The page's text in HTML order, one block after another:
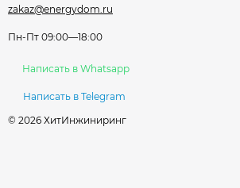
zakaz@energydom.ru
Пн-Пт 09:00—18:00
Написать в Whatsapp
Написать в Telegram
© 2026 ХитИнжиниринг